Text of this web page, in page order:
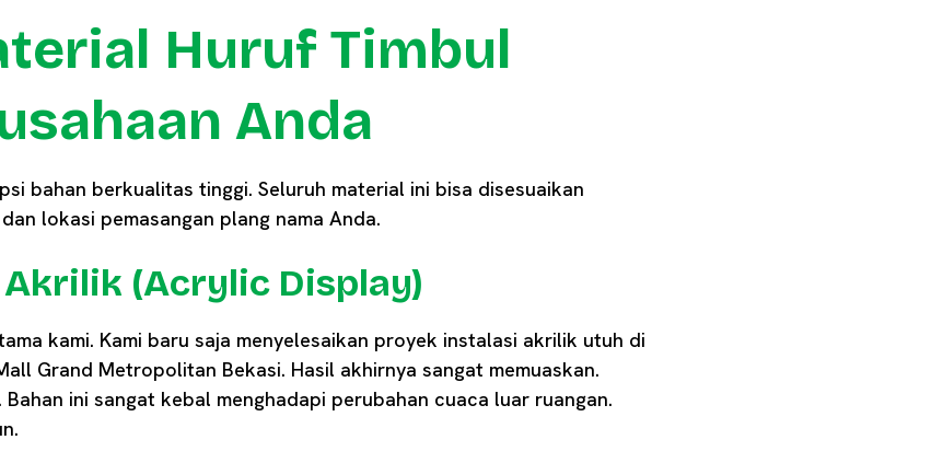
Huruf Timbul
Anda
bahan berkualitas tinggi. Seluruh material ini bisa disesuaikan
lokasi pemasangan plang nama Anda.
Akrilik (Acrylic Display)
kami. Kami baru saja menyelesaikan proyek instalasi akrilik utuh di
Grand Metropolitan Bekasi. Hasil akhirnya sangat memuaskan.
ini sangat kebal menghadapi perubahan cuaca luar ruangan.